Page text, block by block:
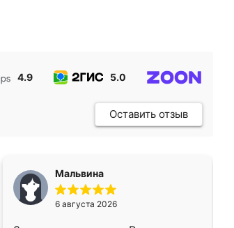
4.9 5.0
Оставить отзыв
Мальвина
6 августа 2026